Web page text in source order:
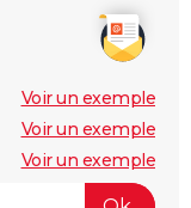
Voir un exemple
Voir un exemple
Voir un exemple